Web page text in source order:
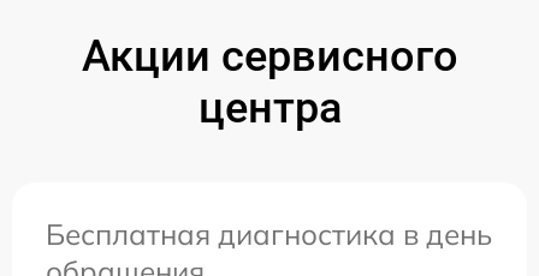
Акции сервисного
центра
Бесплатная диагностика в день